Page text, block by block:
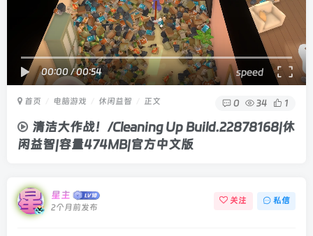
00:00/00:54 speed
首页 电脑游戏 休闲益智 正文 0 34 1
清洁大作战！/Cleaning Up Build.22878168|休
闲益智|容量474MB|官方中文版
星主
2个月前发布
关注 私信